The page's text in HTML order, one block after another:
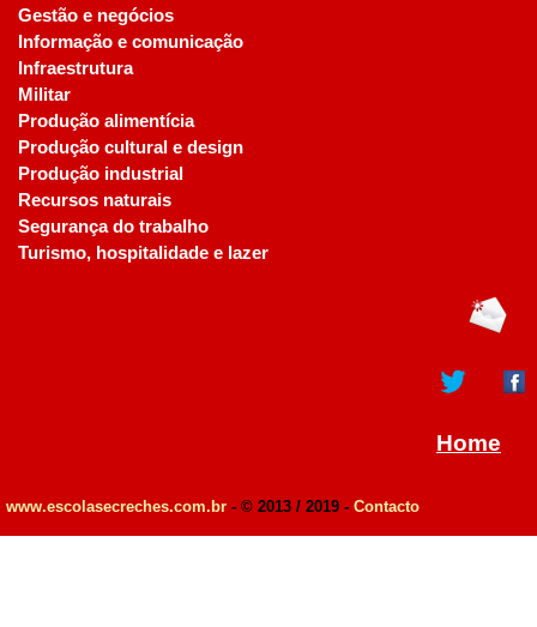
Gestão e negócios
Informação e comunicação
Infraestrutura
Militar
Produção alimentícia
Produção cultural e design
Produção industrial
Recursos naturais
Segurança do trabalho
Turismo, hospitalidade e lazer
Home
www.escolasecreches.com.br - © 2013 / 2019 - Contacto